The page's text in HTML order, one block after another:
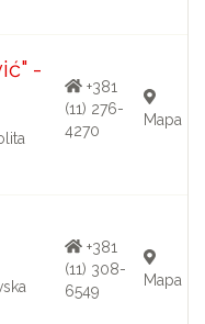
-
+381
(11) 276-
4270
Mapa
+381
(11) 308-
6549
Mapa